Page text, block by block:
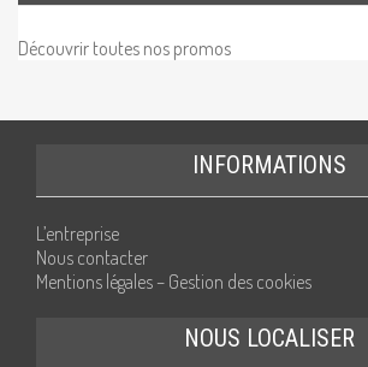
Découvrir toutes nos promos
INFORMATIONS
L’entreprise
Nous contacter
Mentions légales – Gestion des cookies
NOUS LOCALISER